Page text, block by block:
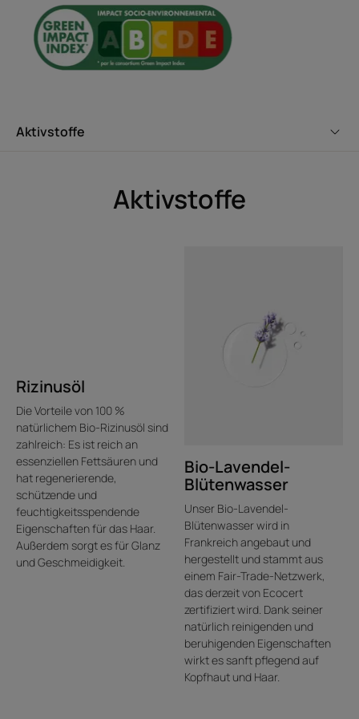
Aktivstoffe
Aktivstoffe
Rizinusöl
Die Vorteile von 100 %
natürlichem Bio-Rizinusöl sind
zahlreich: Es ist reich an
essenziellen Fettsäuren und
hat regenerierende,
schützende und
feuchtigkeitsspendende
Eigenschaften für das Haar.
Außerdem sorgt es für Glanz
und Geschmeidigkeit.
Bio-Lavendel-
Blütenwasser
Unser Bio-Lavendel-
Blütenwasser wird in
Frankreich angebaut und
hergestellt und stammt aus
einem Fair-Trade-Netzwerk,
das derzeit von Ecocert
zertifiziert wird. Dank seiner
natürlich reinigenden und
beruhigenden Eigenschaften
wirkt es sanft pflegend auf
Kopfhaut und Haar.